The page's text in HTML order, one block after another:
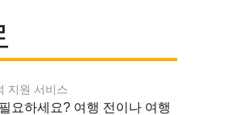
지원 서비스
요하세요? 여행 전이나 여행